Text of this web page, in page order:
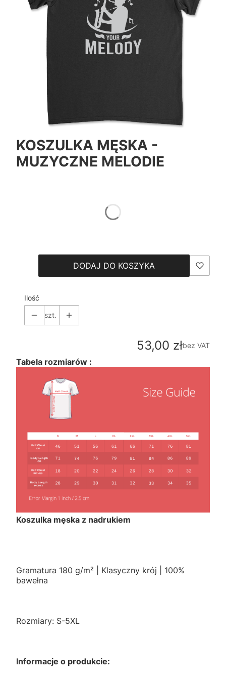
KOSZULKA MĘSKA -
MUZYCZNE MELODIE
DODAJ DO KOSZYKA
Ilość
szt.
Cena
53,00 złbez VAT
Tabela rozmiarów :
Koszulka męska z nadrukiem
Gramatura 180 g/m² | Klasyczny krój | 100%
bawełna
Rozmiary: S-5XL
Informacje o produkcie: